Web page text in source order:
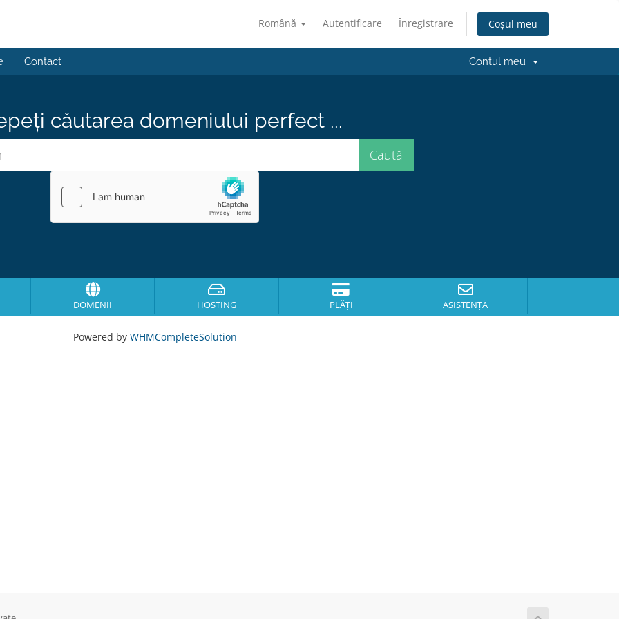
Română Autentificare Înregistrare Coșul meu
Contact Contul meu
căutarea domeniului perfect ...
DOMENII HOSTING PLĂȚI ASISTENȚĂ
Powered by WHMCompleteSolution